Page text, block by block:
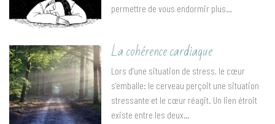
permettre de vous endormir plus…
La cohérence cardiaque
Lors d’une situation de stress, le cœur
s’emballe: le cerveau perçoit une situation
stressante et le cœur réagit. Un lien étroit
existe entre les deux…